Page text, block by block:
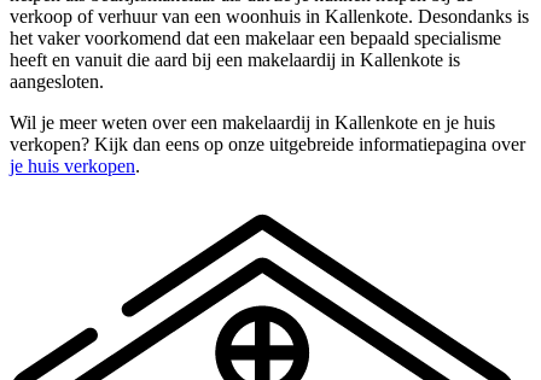
verkoop of verhuur van een woonhuis in Kallenkote. Desondanks is
het vaker voorkomend dat een makelaar een bepaald specialisme
heeft en vanuit die aard bij een makelaardij in Kallenkote is
aangesloten.
Wil je meer weten over een makelaardij in Kallenkote en je huis
verkopen? Kijk dan eens op onze uitgebreide informatiepagina over
je huis verkopen.